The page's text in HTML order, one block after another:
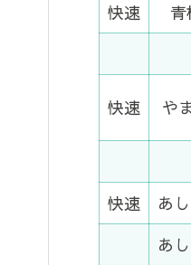
快速
快速 や
快速
あ
あ